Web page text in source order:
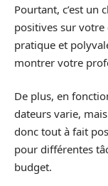
Pourtant, c’est un
positives sur votre
pratique et
montrer votre
De plus, en
dateurs varie,
donc tout à fait
pour différentes
budget.